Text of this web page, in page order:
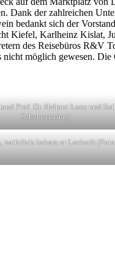
Dank der zahlreichen
bedankt sich der
Kiefel, Karlheinz Kislat,
des Reisebüros R&V
möglich gewesen.
Prof. Dr. Helmut Loos und
Scheunemann)
natürlich bekam er Leckerli